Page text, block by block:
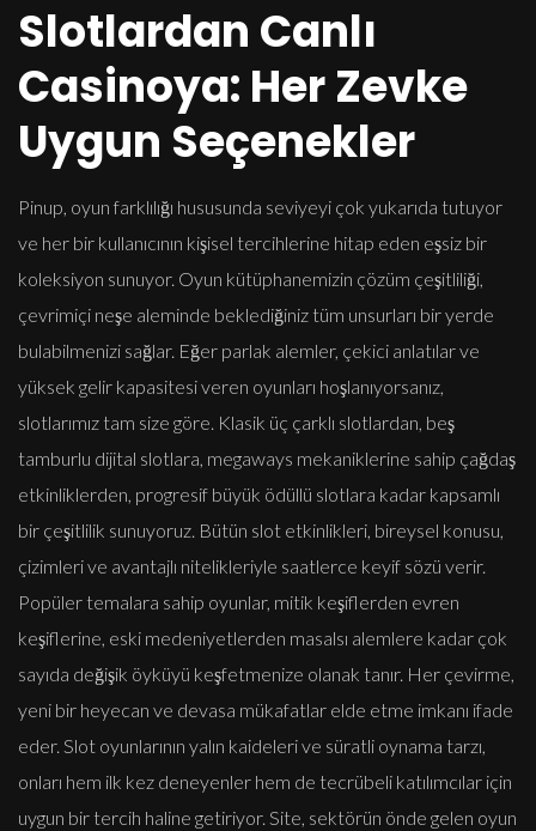
Slotlardan Canlı
Casinoya: Her Zevke
Uygun Seçenekler
Pinup, oyun farklılığı hususunda seviyeyi çok yukarıda tutuyor
ve her bir kullanıcının kişisel tercihlerine hitap eden eşsiz bir
koleksiyon sunuyor. Oyun kütüphanemizin çözüm çeşitliliği,
çevrimiçi neşe aleminde beklediğiniz tüm unsurları bir yerde
bulabilmenizi sağlar. Eğer parlak alemler, çekici anlatılar ve
yüksek gelir kapasitesi veren oyunları hoşlanıyorsanız,
slotlarımız tam size göre. Klasik üç çarklı slotlardan, beş
tamburlu dijital slotlara, megaways mekaniklerine sahip çağdaş
etkinliklerden, progresif büyük ödüllü slotlara kadar kapsamlı
bir çeşitlilik sunuyoruz. Bütün slot etkinlikleri, bireysel konusu,
çizimleri ve avantajlı nitelikleriyle saatlerce keyif sözü verir.
Popüler temalara sahip oyunlar, mitik keşiflerden evren
keşiflerine, eski medeniyetlerden masalsı alemlere kadar çok
sayıda değişik öyküyü keşfetmenize olanak tanır. Her çevirme,
yeni bir heyecan ve devasa mükafatlar elde etme imkanı ifade
eder. Slot oyunlarının yalın kaideleri ve süratli oynama tarzı,
onları hem ilk kez deneyenler hem de tecrübeli katılımcılar için
uygun bir tercih haline getiriyor. Site, sektörün önde gelen oyun